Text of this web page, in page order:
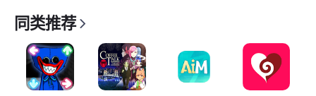
同类推荐